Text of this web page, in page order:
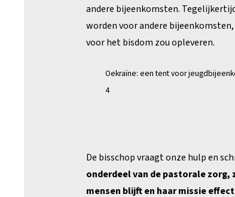
andere bijeenkomsten.
worden voor andere
voor het bisdom zou opleveren.
Oekraïne: een tent voor
4
De bisschop vraagt onze hulp en
onderdeel van de pastorale zorg,
mensen blijft en haar missie